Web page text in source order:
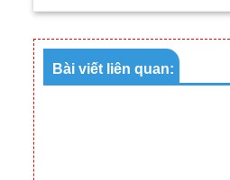
Bài viết liên quan: